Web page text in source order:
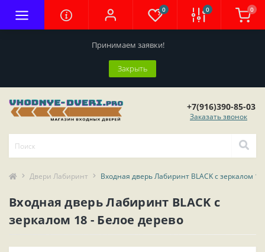
Принимаем заявки!
Закрыть
0 0 0
+7(916)390-85-03
Заказать звонок
Двери Лабиринт Входная дверь Лабиринт BLACK с зеркалом
Входная дверь Лабиринт BLACK с
зеркалом 18 - Белое дерево